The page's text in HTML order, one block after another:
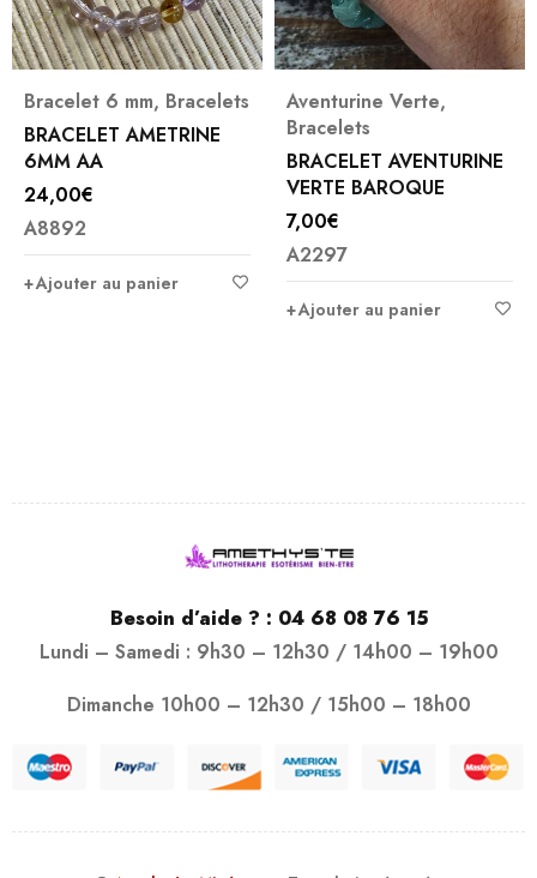
Aventurine Verte,
Bracelets
BRACELET AVENTURINE
VERTE BAROQUE
7,00€
A2297
Bracelets, Bracelet 4 mm
,Bracelet 6 mm
BRACELET HÉMATITE et
HÉMATITE CUIVRÉE
PERLES CRÉA
16,00
A6422
Ajouter au panier
Besoin d’aide ? : 04 68 08 76 15
Lundi – Samedi : 9h30 – 12h30 / 14h00 – 19h00
Dimanche 10h00 – 12h30 / 15h00 – 18h00